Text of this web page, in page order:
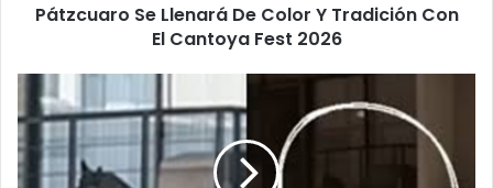
Cantoya
Pátzcuaro Se Llenará De Color Y Tradición Con
El Cantoya Fest 2026
Denuncian
Que
Un
Pastor